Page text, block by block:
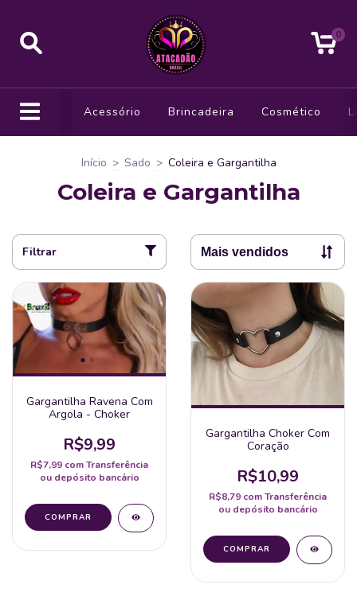
0
Acessório Brincadeira Cosmético
Início > Sado > Coleira e Gargantilha
Coleira e Gargantilha
Filtrar
Gargantilha Ravena Com
Argola - Choker
R$9,99
R$7,99 comTransferência
ou depósito bancário
Gargantilha Choker Com
Coração
R$10,99
R$8,79 comTransferência
ou depósito bancário